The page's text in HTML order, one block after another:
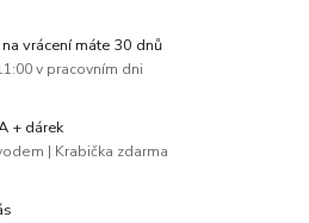
vrácení máte 30 dnů
v pracovním dni
+ dárek
| Krabička zdarma